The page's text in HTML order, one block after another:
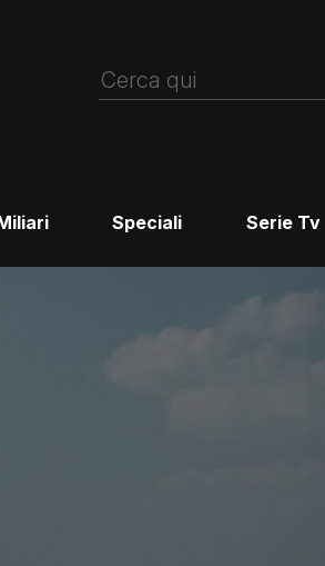
Speciali Serie Tv